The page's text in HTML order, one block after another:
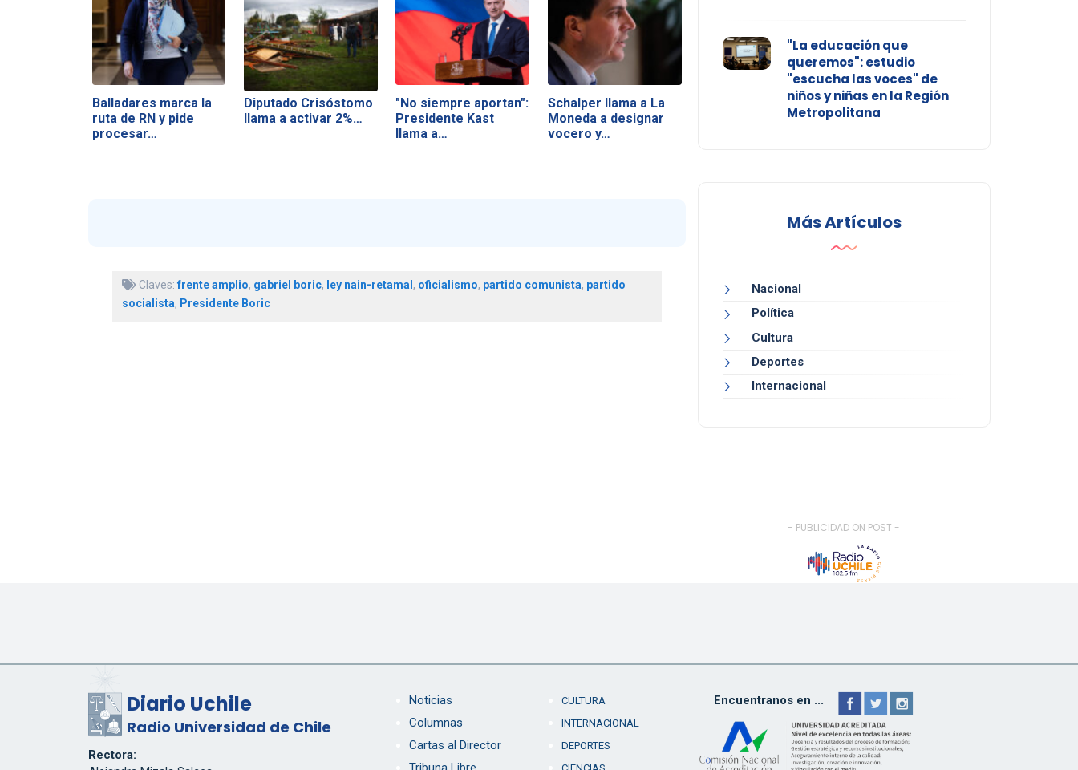
Balladares marca la
ruta de RN y pide
procesar…
Diputado Crisóstomo
llama a activar 2%…
"No siempre aportan":
Presidente Kast
llama a…
Schalper llama a La
Moneda a designar
vocero y…
Claves:frente amplio, gabriel boric, ley nain-retamal , oficialismo, partido comunista, partido
socialista, Presidente Boric
"La educación que
queremos": estudio
"escucha las voces" de
niños y niñas en la Región
Metropolitana
Más Artículos
Nacional
Política
Cultura
Deportes
Internacional
- PUBLICIDAD ON POST -
Diario Uchile
Radio Universidad de Chile
Rectora:
Noticias
Columnas
Cartas al Director
CULTURA
INTERNACIONAL
DEPORTES
Encuentranos en ...